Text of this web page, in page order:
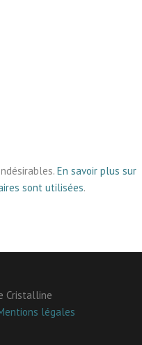
En savoir plus sur
sont utilisées.
Cristalline
légales